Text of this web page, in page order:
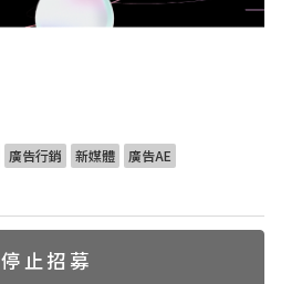
廣告行銷 新媒體 廣告AE
停止招募